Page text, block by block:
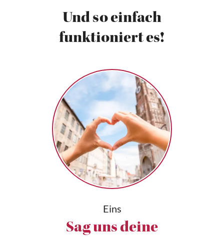
Und so einfach
funktioniert es!
Eins
Sag uns deine